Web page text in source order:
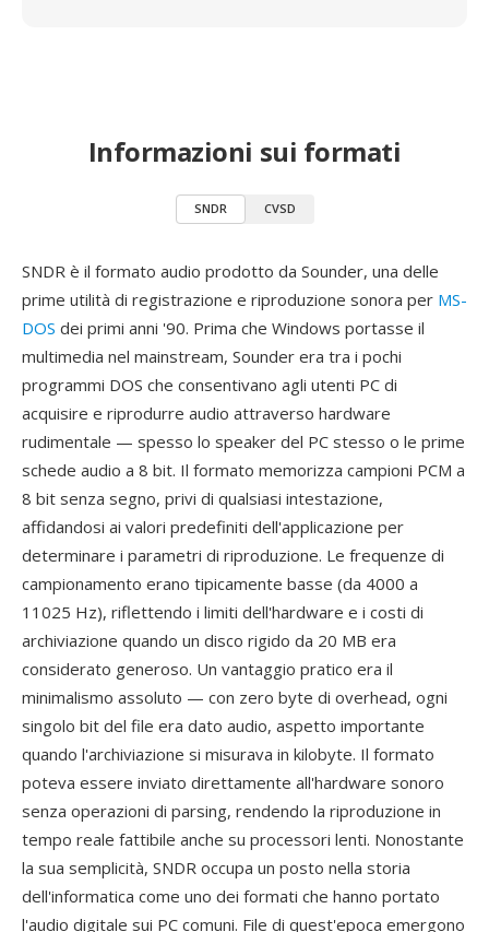
Informazioni sui formati
SNDR CVSD
SNDR è il formato audio prodotto da Sounder, una delle
prime utilità di registrazione e riproduzione sonora per MS-
DOS dei primi anni '90. Prima che Windows portasse il
multimedia nel mainstream, Sounder era tra i pochi
programmi DOS che consentivano agli utenti PC di
acquisire e riprodurre audio attraverso hardware
rudimentale — spesso lo speaker del PC stesso o le prime
schede audio a 8 bit. Il formato memorizza campioni PCM a
8 bit senza segno, privi di qualsiasi intestazione,
affidandosi ai valori predefiniti dell'applicazione per
determinare i parametri di riproduzione. Le frequenze di
campionamento erano tipicamente basse (da 4000 a
11025 Hz), riflettendo i limiti dell'hardware e i costi di
archiviazione quando un disco rigido da 20 MB era
considerato generoso. Un vantaggio pratico era il
minimalismo assoluto — con zero byte di overhead, ogni
singolo bit del file era dato audio, aspetto importante
quando l'archiviazione si misurava in kilobyte. Il formato
poteva essere inviato direttamente all'hardware sonoro
senza operazioni di parsing, rendendo la riproduzione in
tempo reale fattibile anche su processori lenti. Nonostante
la sua semplicità, SNDR occupa un posto nella storia
dell'informatica come uno dei formati che hanno portato
l'audio digitale sui PC comuni. File di quest'epoca emergono